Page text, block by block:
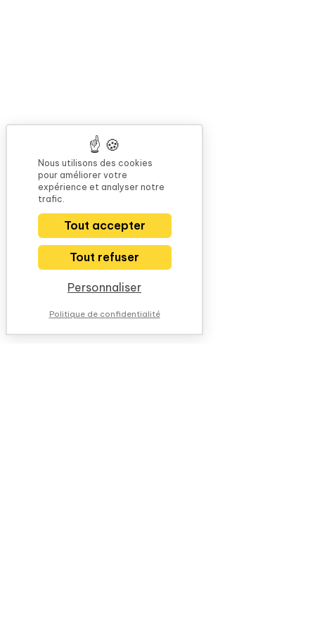
Nous utilisons des cookies
pour améliorer votre
expérience et analyser notre
trafic.
Tout accepter
Tout refuser
Personnaliser
Politique de confidentialité